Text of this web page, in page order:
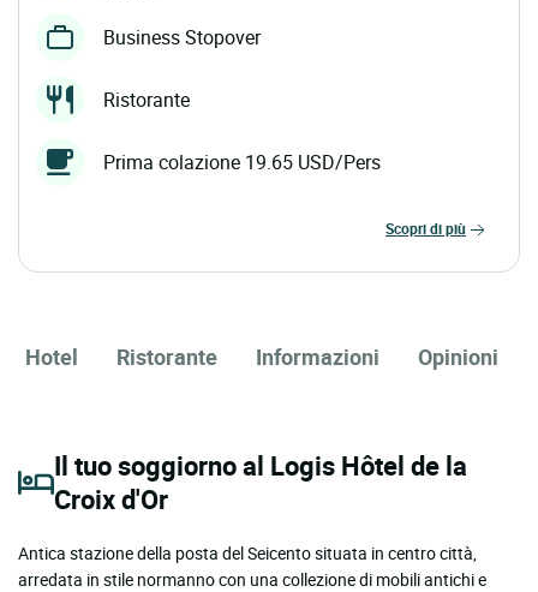
Business Stopover
Ristorante
Prima colazione 19.65 USD/Pers
scopri di più
Hotel Ristorante Informazioni Opinioni
Il tuo soggiorno al Logis Hôtel de la
Croix d'Or
Antica stazione della posta del Seicento situata in centro città,
arredata in stile normanno con una collezione di mobili antichi e